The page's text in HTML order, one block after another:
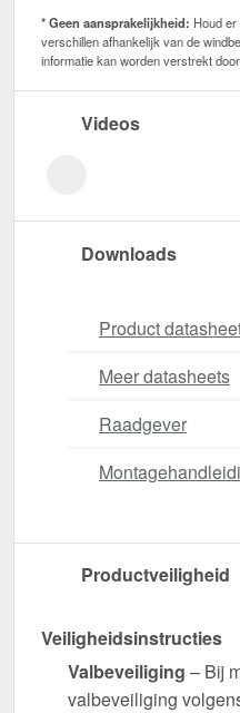
* Geen aansprakelijkheid: Houd
verschillen afhankelijk van de
informatie kan worden verstrekt
Videos
Downloads
Product
Meer datasheets
Raadgever
Productveiligheid
Veiligheidsinstructies
Valbeveiliging – Bij
valbeveiliging